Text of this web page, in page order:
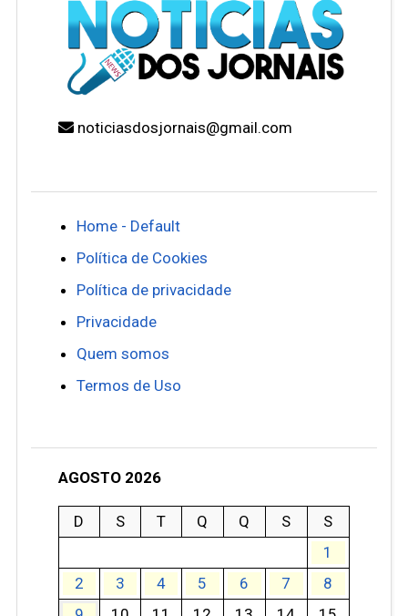
noticiasdosjornais@gmail.com
Home - Default
Política de Cookies
Política de privacidade
Privacidade
Quem somos
Termos de Uso
AGOSTO 2026
D S T Q Q S
S
1
2
3 4 5 6 7
8